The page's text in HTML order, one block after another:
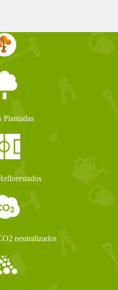
Plantadas
neutralizados